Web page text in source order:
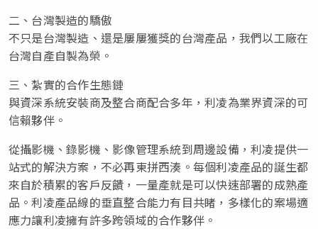
二、台灣製造的驕傲
不只是台灣製造、還是屢屢獲獎的台灣產品，我們以工廠在
台灣自產自製為榮。
三、紮實的合作生態鏈
與資深系統安裝商及整合商配合多年，利凌為業界資深的可
信賴夥伴。
從攝影機、錄影機、影像管理系統到周邊設備，利凌提供一
站式的解決方案，不必再東拼西湊。每個利凌產品的誕生都
來自於積累的客戶反饋，一量產就是可以快速部署的成熟產
品。利凌產品線的垂直整合能力有目共睹，多樣化的案場適
應力讓利凌擁有許多跨領域的合作夥伴。